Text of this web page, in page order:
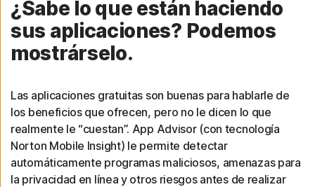
¿Sabe lo que están haciendo
sus aplicaciones? Podemos
mostrárselo.
Las aplicaciones gratuitas son buenas para hablarle de
los beneficios que ofrecen, pero no le dicen lo que
realmente le “cuestan”. App Advisor (con tecnología
Norton Mobile Insight) le permite detectar
automáticamente programas maliciosos, amenazas para
la privacidad en línea y otros riesgos antes de realizar